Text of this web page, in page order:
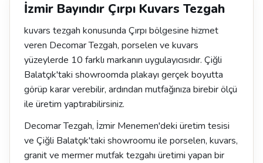
İzmir Bayındır Çırpı Kuvars Tezgah
kuvars tezgah konusunda Çırpı bölgesine hizmet
veren Decomar Tezgah, porselen ve kuvars
yüzeylerde 10 farklı markanın uygulayıcısıdır. Çiğli
Balatçık'taki showroomda plakayı gerçek boyutta
görüp karar verebilir, ardından mutfağınıza birebir ölçü
ile üretim yaptırabilirsiniz.
Decomar Tezgah, İzmir Menemen'deki üretim tesisi
ve Çiğli Balatçık'taki showroomu ile porselen, kuvars,
granit ve mermer mutfak tezgahı üretimi yapan bir